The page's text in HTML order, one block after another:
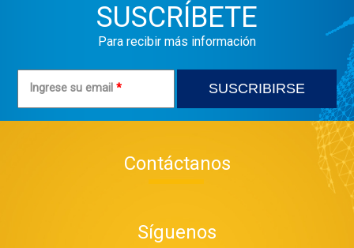
SUSCRÍBETE
Para recibir más información
Ingrese su email*
Contáctanos
Síguenos